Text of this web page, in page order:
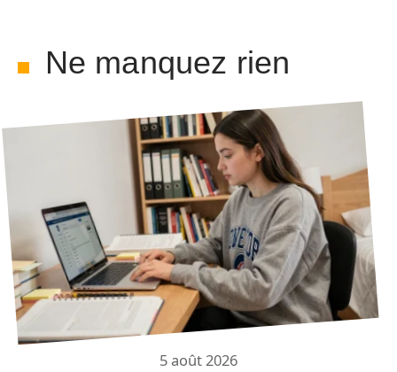
Ne manquez rien
5 août 2026